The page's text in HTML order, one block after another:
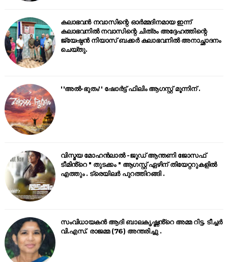
കലാഭവൻ നവാസിന്റെ ഓർമ്മദിനമായ ഇന്ന്
കലാഭവനിൽ നവാസിന്റെ ചിത്രം അദ്ദേഹത്തിന്റെ
ജ്യേഷ്ഠൻ നിയാസ് ബക്കർ കലാഭവനിൽ അനാച്ഛാദനം
ചെയ്തു.
''അൽ-ഭുതം'' ഷോർട്ട് ഫിലിം ആഗസ്റ്റ് മൂന്നിന് .
വിസ്മയ മോഹൻലാൽ -ജൂഡ് ആന്തണി ജോസഫ്
ടീമിൻ്റെ " തുടക്കം " ആഗസ്റ്റ് ഏഴിന് തിയേറ്ററുകളിൽ
എത്തും . ട്രെയിലർ പുറത്തിറങ്ങി .
സംവിധായകൻ ആദി ബാലകൃഷ്ണൻ്റെ അമ്മ റിട്ട. ടീച്ചർ
വി.എസ്. രാജമ്മ (76) അന്തരിച്ചു .